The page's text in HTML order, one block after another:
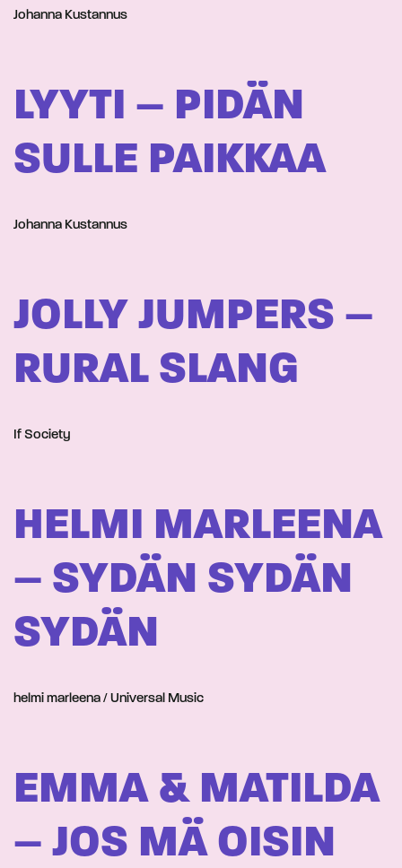
Johanna Kustannus
LYYTI – PIDÄN
SULLE PAIKKAA
Johanna Kustannus
JOLLY JUMPERS –
RURAL SLANG
If Society
HELMI MARLEENA
– SYDÄN SYDÄN
SYDÄN
helmi marleena / Universal Music
EMMA & MATILDA
– JOS MÄ OISIN